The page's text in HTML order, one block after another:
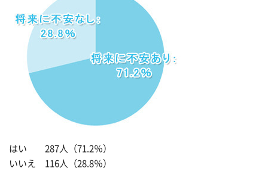
はい 287人（71.2％）
いいえ 116人（28.8％）